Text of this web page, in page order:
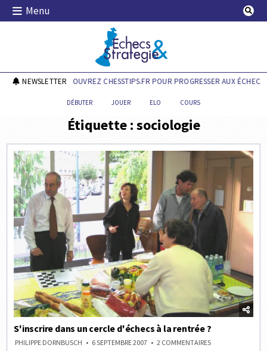
Skip
Menu
Echecs & Stratégie
NEWSLETTERDÉCOUVREZ CHESSTIPS.FR POUR PROGRESSER AUX ÉCHECS !
DÉBUTER JOUER ELO COURS
Étiquette :sociologie
S'inscrire dans un cercle d'échecs à la rentrée ?
PHILIPPE DORNBUSCH 6 SEPTEMBRE 2007 2 COMMENTAIRESSUR